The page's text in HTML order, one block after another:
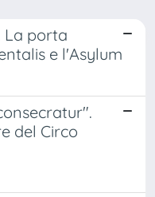
La porta
e l'Asylum
del Circo